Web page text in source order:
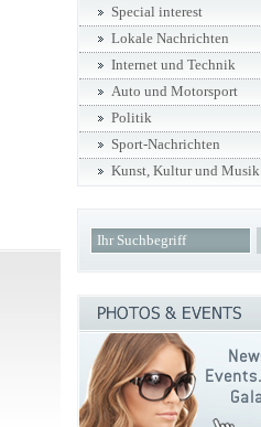
Special interest
Lokale Nachrichten
Internet und Technik
Auto und Motorsport
Politik
Sport-Nachrichten
Kunst, Kultur und Musik